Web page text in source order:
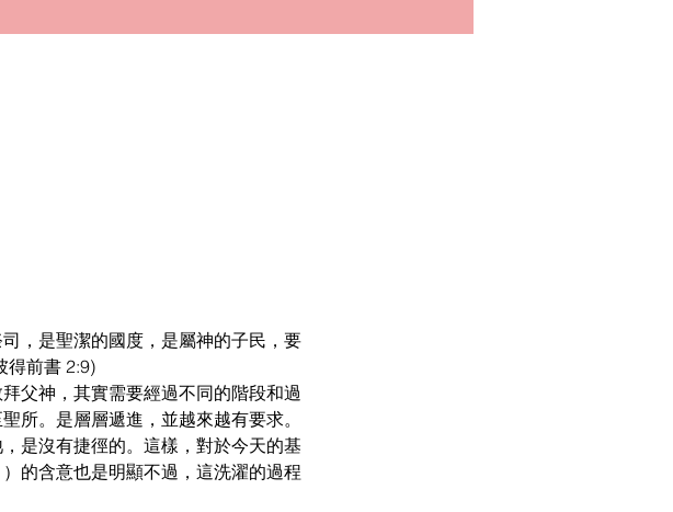
，是聖潔的國度，是屬神的子民，要
前書 2:9)
父神，其實需要經過不同的階段和過
所。是層層遞進，並越來越有要求。
是沒有捷徑的。這樣，對於今天的基
的含意也是明顯不過，這洗濯的過程